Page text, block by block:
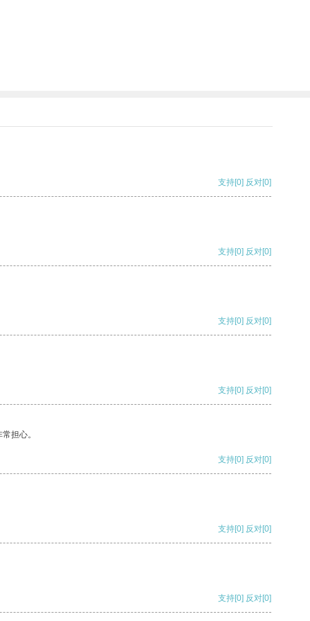
支持[0] 反对[0]
支持[0] 反对[0]
支持[0] 反对[0]
支持[0] 反对[0]
担心。
支持[0] 反对[0]
支持[0] 反对[0]
支持[0] 反对[0]